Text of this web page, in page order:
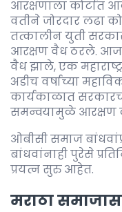
आरक्षणाला कोर्टात
वतीने जोरदार लढा
तत्कालीन युती
आरक्षण वैध ठरले.
वैध झाले, एक
अडीच वर्षाच्या
कार्यकाळात
समन्वयामुळे आरक्षण
ओबीसी समाज
बांधवांनाही पुरेसे
प्रयत्न सुरु आहेत.
मराठा